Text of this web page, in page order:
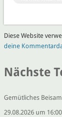
Diese Website
deine
Nächste
Gemütliches
29.08.2026 um 16:00